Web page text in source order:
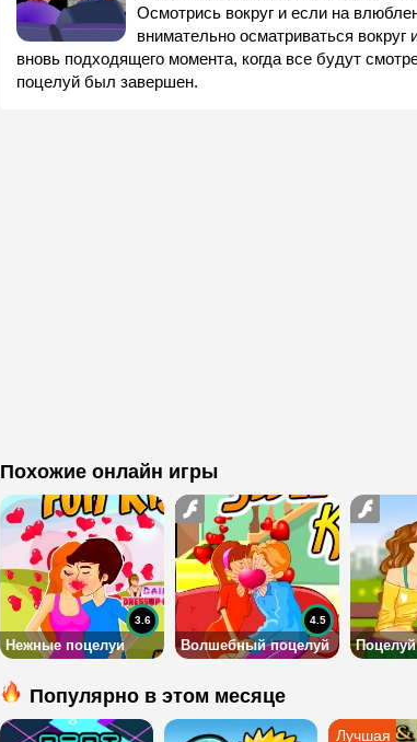
Осмотрись вокруг и если на
внимательно осматриваться
вновь подходящего момента, когда все будут
поцелуй был завершен.
Похожие онлайн игры
Нежные поцелуи
3.6
Волшебный поцелуй
4.5
Популярно в этом месяце